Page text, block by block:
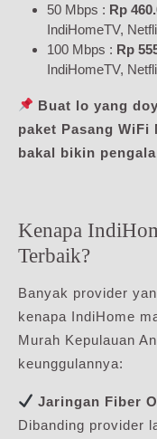
50 Mbps : Rp
IndiHomeTV,
100 Mbps : Rp
IndiHomeTV,
Buat lo yang
paket Pasang WiFi
bakal bikin
Kenapa
Terbaik?
Banyak provider
kenapa IndiHome
Murah Kepulauan
keunggulannya:
Jaringan Fiber
Dibanding provider